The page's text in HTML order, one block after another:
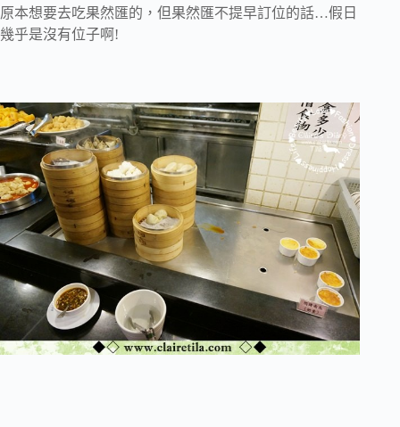
原本想要去吃果然匯的，但果然匯不提早訂位的話…假日
幾乎是沒有位子啊!